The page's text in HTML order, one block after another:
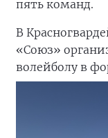
пять команд.
В
«Союз»
волейболу в